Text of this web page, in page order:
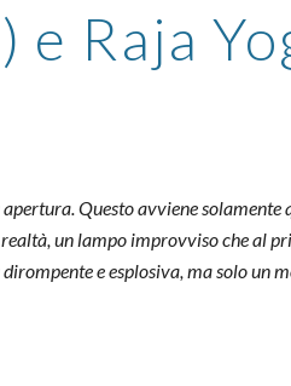
e Raja
Questo avviene solamente
un lampo improvviso che al
e esplosiva, ma solo un